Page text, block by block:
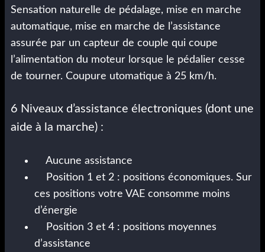
Sensation naturelle de pédalage, mise en marche
automatique, mise en marche de l’assistance
assurée par un capteur de couple qui coupe
l’alimentation du moteur lorsque le pédalier cesse
de tourner. Coupure utomatique à 25 km/h.
6 Niveaux d’assistance électroniques (dont une
aide à la marche) :
Aucune assistance
Position 1 et 2 : positions économiques. Sur
ces positions votre VAE consomme moins
d’énergie
Position 3 et 4 : positions moyennes
d’assistance